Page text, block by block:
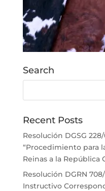
Search
Recent Posts
Resolución DGSG
“Procedimiento para
Reinas a la República
Resolución DGRN
Instructivo